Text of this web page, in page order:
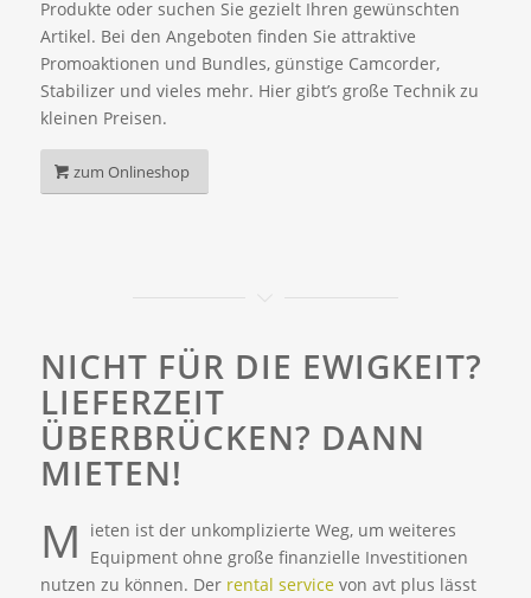
Produkte oder suchen Sie gezielt Ihren gewünschten
Artikel. Bei den Angeboten finden Sie attraktive
Promoaktionen und Bundles, günstige Camcorder,
Stabilizer und vieles mehr. Hier gibt’s große Technik zu
kleinen Preisen.
zum Onlineshop
NICHT FÜR DIE EWIGKEIT?
LIEFERZEIT
ÜBERBRÜCKEN? DANN
MIETEN!
M
ieten ist der unkomplizierte Weg, um weiteres
Equipment ohne große finanzielle Investitionen
nutzen zu können. Der rental servicevon avt plus lässt